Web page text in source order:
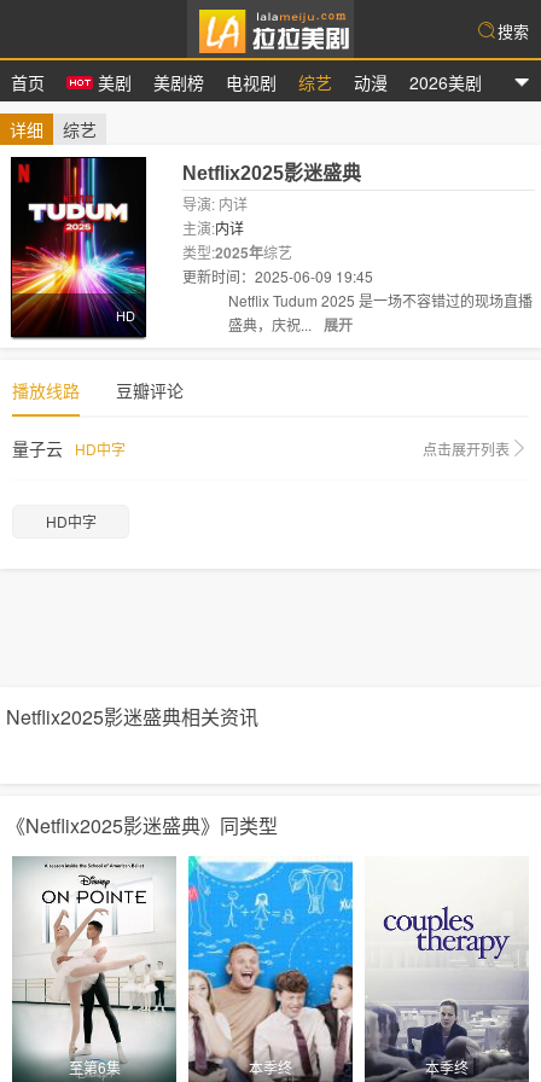
首页 美剧 美剧榜 电视剧 综艺 动漫 2026美剧
搜索
详细 综艺
HD
Netflix2025影迷盛典
导演: 内详
主演:内详
类型:2025年综艺
更新时间：2025-06-09 19:45
Netflix Tudum 2025 是一场不容错过的现场直播
盛典，庆祝...
展开
播放线路 豆瓣评论
量子云 HD中字 点击展开列表
HD中字
Netflix2025影迷盛典相关资讯
《Netflix2025影迷盛典》同类型
至第6集 本季终 本季终